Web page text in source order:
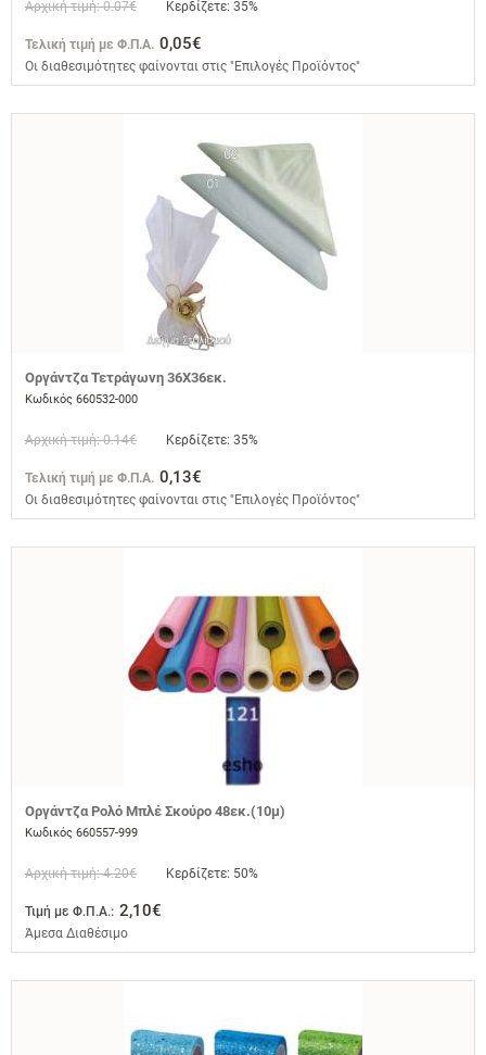
Αρχική τιμή: 0.07€ Κερδίζετε: 35%
Τελική τιμή με Φ.Π.Α. 0,05€
Οι διαθεσιμότητες φαίνονται στις "Επιλογές Προϊόντος"
Οργάντζα Τετράγωνη 36Χ36εκ.
Κωδικός 660532-000
Αρχική τιμή: 0.14€ Κερδίζετε: 35%
Τελική τιμή με Φ.Π.Α. 0,13€
Οι διαθεσιμότητες φαίνονται στις "Επιλογές Προϊόντος"
Οργάντζα Ρολό Μπλέ Σκούρο 48εκ.(10μ)
Κωδικός 660557-999
Αρχική τιμή: 4.20€ Κερδίζετε: 50%
Τιμή με Φ.Π.Α.: 2,10€
Άμεσα Διαθέσιμο